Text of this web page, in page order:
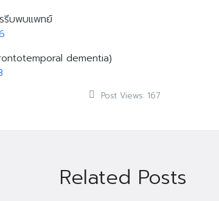
รีบพบแพทย์
dementia)
Post Views: 167
Related Posts